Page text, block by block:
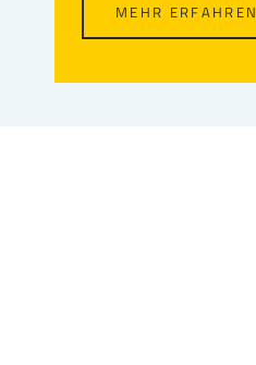
MEHR ERFAHREN